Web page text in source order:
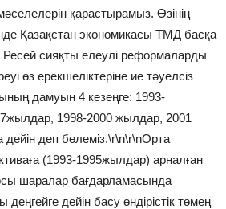
қарастырамыз. Өзінің
Қазақстан экономикасы ТМД басқа
Ресей сияқты елеулі реформаларды
өз ерекшеліктеріне ие тәуелсіз
дамуын 4 кезеңге: 1993-
1998-2000 жылдар, 2001
дейін деп бөлеміз.\r\n\r\nОрта
(1993-1995жылдар) арналған
шаралар бағдарламасында
дейін басу өндірістік төмең